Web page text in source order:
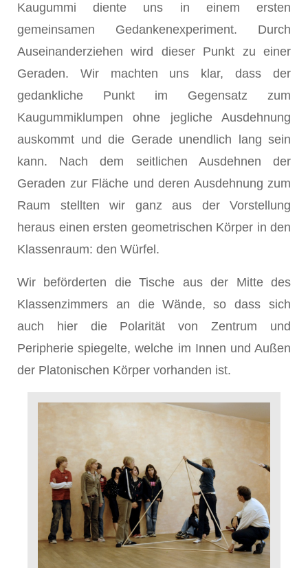
Kaugummi diente uns in einem ersten
gemeinsamen Gedankenexperiment. Durch
Auseinanderziehen wird dieser Punkt zu einer
Geraden. Wir machten uns klar, dass der
gedankliche Punkt im Gegensatz zum
Kaugummiklumpen ohne jegliche Ausdehnung
auskommt und die Gerade unendlich lang sein
kann. Nach dem seitlichen Ausdehnen der
Geraden zur Fläche und deren Ausdehnung zum
Raum stellten wir ganz aus der Vorstellung
heraus einen ersten geometrischen Körper in den
Klassenraum: den Würfel.
Wir beförderten die Tische aus der Mitte des
Klassenzimmers an die Wände, so dass sich
auch hier die Polarität von Zentrum und
Peripherie spiegelte, welche im Innen und Außen
der Platonischen Körper vorhanden ist.